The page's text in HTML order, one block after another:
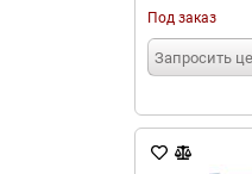
Под заказ
Запросить